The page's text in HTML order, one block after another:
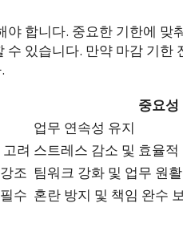
합니다. 중요한 기한에 맞
있습니다. 만약 마감 기한
중요성
업무 연속성 유지
려 스트레스 감소 및 효율
조 팀워크 강화 및 업무 원
수 혼란 방지 및 책임 완수